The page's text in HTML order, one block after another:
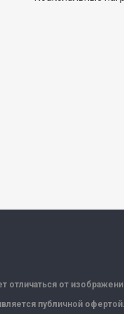
отличаться от
публичной офертой.